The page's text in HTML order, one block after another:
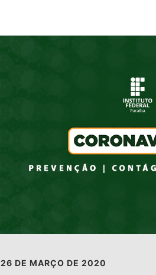
26 DE MARÇO DE 2020